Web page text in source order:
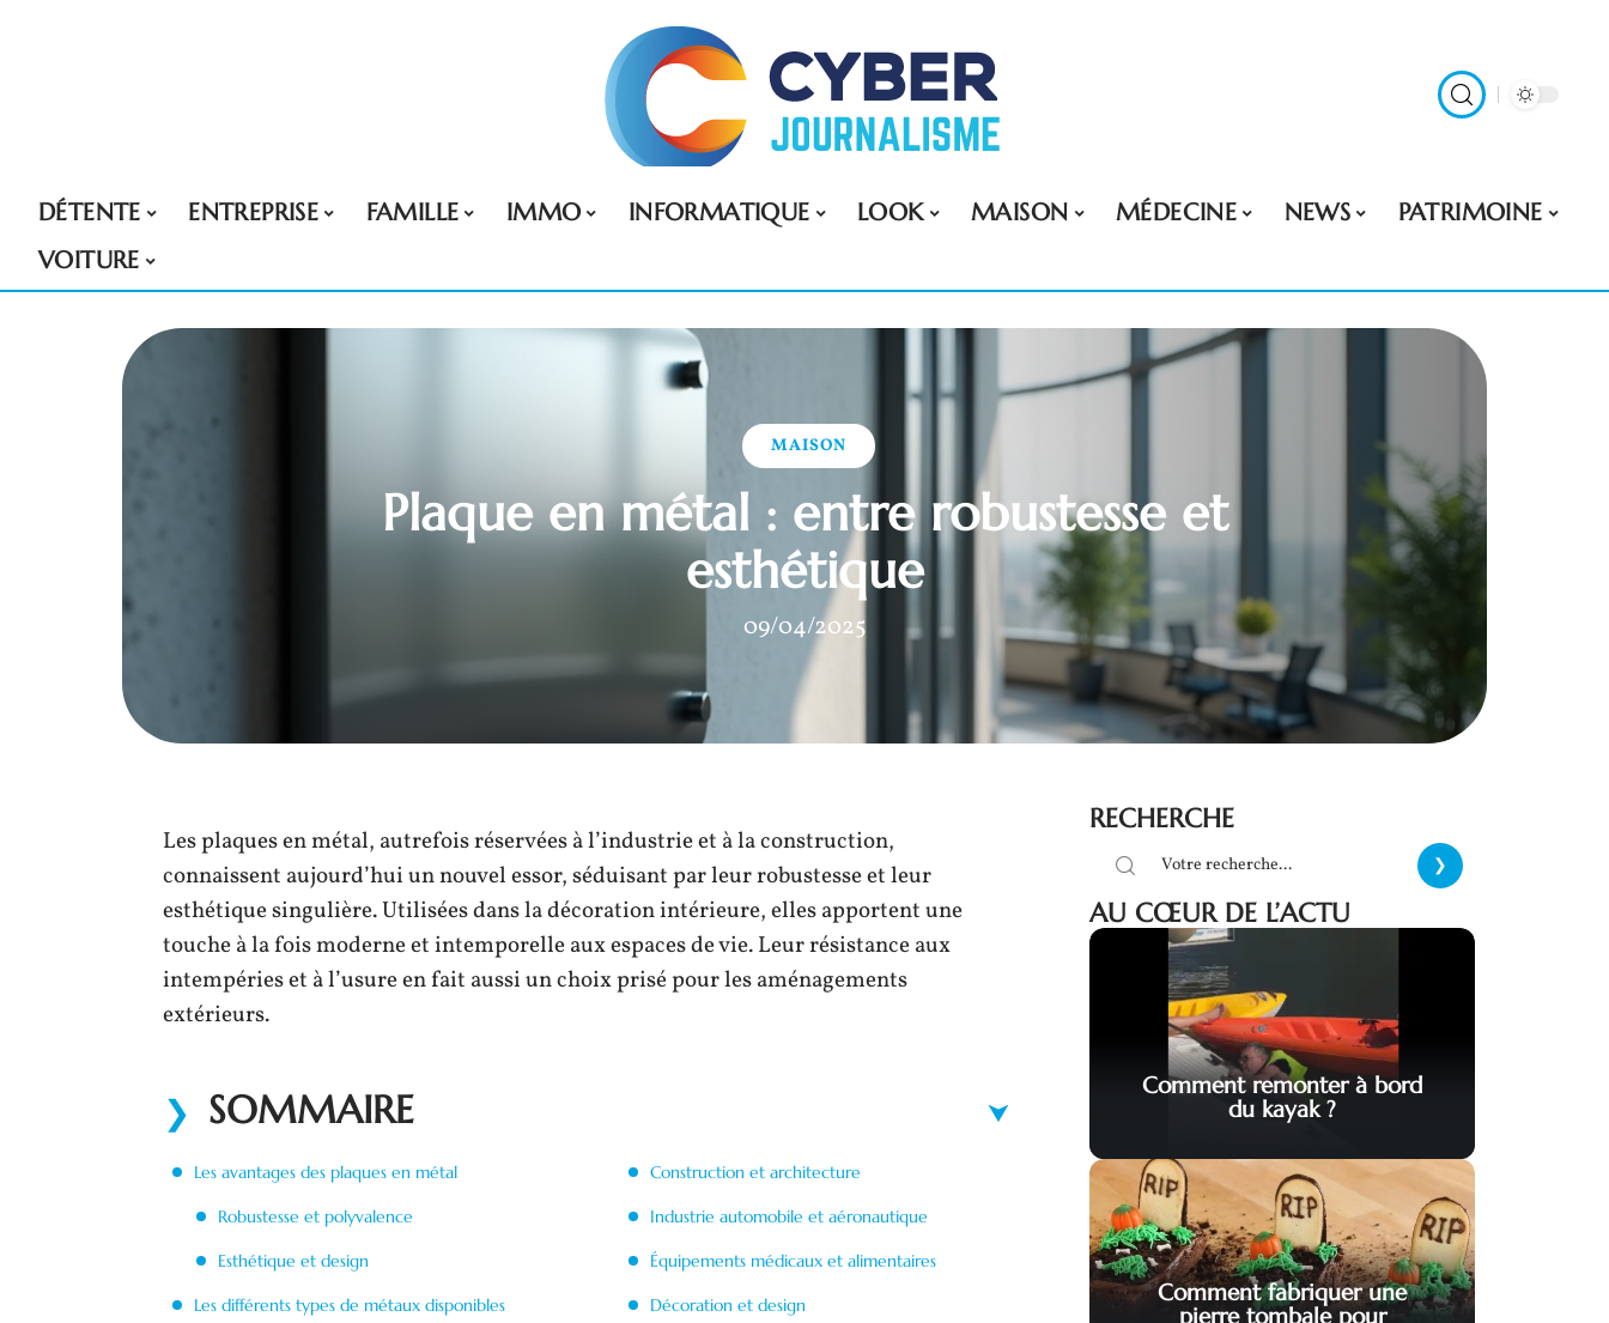
DÉTENTE ENTREPRISE FAMILLE IMMO INFORMATIQUE LOOK MAISON MÉDECINE NEWS
PATRIMOINE
VOITURE
MAISON
Plaque en métal : entre robustesse et
esthétique
09/04/2025
Les plaques en métal, autrefois réservées à l’industrie et à la construction,
connaissent aujourd’hui un nouvel essor, séduisant par leur robustesse et leur
esthétique singulière. Utilisées dans la décoration intérieure, elles apportent une
touche à la fois moderne et intemporelle aux espaces de vie. Leur résistance aux
intempéries et à l’usure en fait aussi un choix prisé pour les aménagements
extérieurs.
SOMMAIRE
Les avantages des plaques en métal
Robustesse et polyvalence
Esthétique et design
Les différents types de métaux disponibles
Construction et architecture
Industrie automobile et aéronautique
Équipements médicaux et alimentaires
Décoration et design
RECHERCHE
AU CŒUR DE L’ACTU
Comment remonter à bord
du kayak ?
Comment fabriquer une
pierre tombale pour